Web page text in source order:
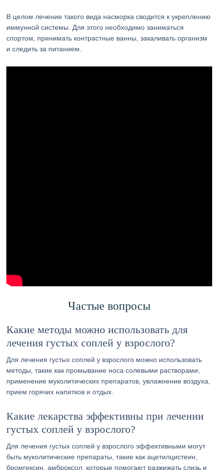
В целом лечение такого вида насморка сводится к укреплению
иммунной системы. Для этого необходимо заниматься
спортом, принимать контрастные ванны, закаливать организм
и следить за питанием.
Частые вопросы
Какие методы можно использовать для
лечения густых соплей у взрослого?
Для лечения густых соплей у взрослого можно использовать
методы, такие как промывание носа солевыми растворами,
применение муколитических препаратов, увлажнение воздуха,
прием горячих напитков и отдых.
Какие лекарства эффективны при лечении
густых соплей у взрослого?
Для лечения густых соплей у взрослого эффективными могут
быть муколитические препараты, такие как ацетилцистеин,
бромгексин, амброксол, которые помогают разжижать слизь и